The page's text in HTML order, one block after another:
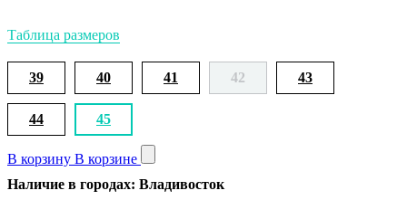
Таблица размеров
39 40 41 42 43
44 45
В корзину В корзине
Наличие в городах: Владивосток